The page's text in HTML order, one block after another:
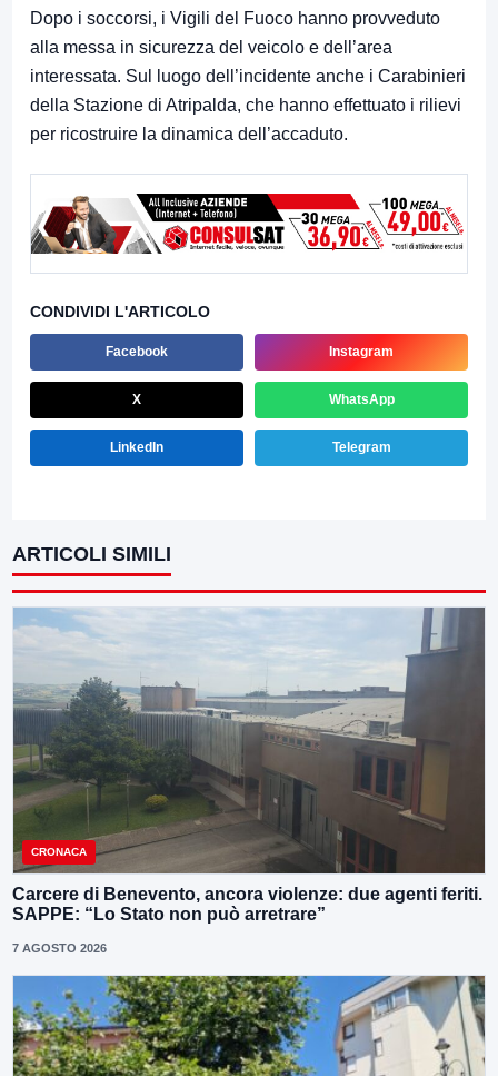
Dopo i soccorsi, i Vigili del Fuoco hanno provveduto
alla messa in sicurezza del veicolo e dell’area
interessata. Sul luogo dell’incidente anche i Carabinieri
della Stazione di Atripalda, che hanno effettuato i rilievi
per ricostruire la dinamica dell’accaduto.
CONDIVIDI L'ARTICOLO
Facebook Instagram
X WhatsApp
LinkedIn Telegram
ARTICOLI SIMILI
CRONACA
Carcere di Benevento, ancora violenze: due agenti feriti.
SAPPE: “Lo Stato non può arretrare”
7 AGOSTO 2026